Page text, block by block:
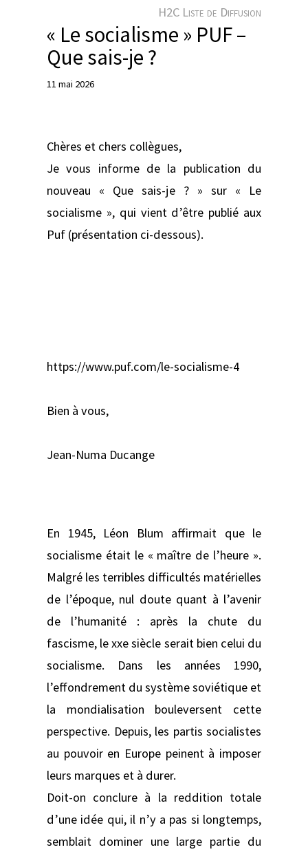
r
H2C Liste de Diffusion
« Le socialisme » PUF –
Que sais-je ?
11 mai 2026
Chères et chers collègues,
Je vous informe de la publication du
nouveau « Que sais-je ? » sur « Le
socialisme », qui vient d’être publié aux
Puf (présentation ci-dessous).
‌https://www.puf.com/le-socialisme-4‌
Bien à vous,
Jean-Numa Ducange
En 1945, Léon Blum affirmait que le
socialisme était le « maître de l’heure ».
Malgré les terribles difficultés matérielles
de l’époque, nul doute quant à l’avenir
de l’humanité : après la chute du
fascisme, le xxe siècle serait bien celui du
socialisme. Dans les années 1990,
l’effondrement du système soviétique et
la mondialisation bouleversent cette
perspective. Depuis, les partis socialistes
au pouvoir en Europe peinent à imposer
leurs marques et à durer.
Doit-on conclure à la reddition totale
d’une idée qui, il n’y a pas si longtemps,
semblait dominer une large partie du